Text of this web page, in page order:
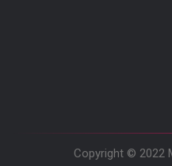
Copyright © 2022